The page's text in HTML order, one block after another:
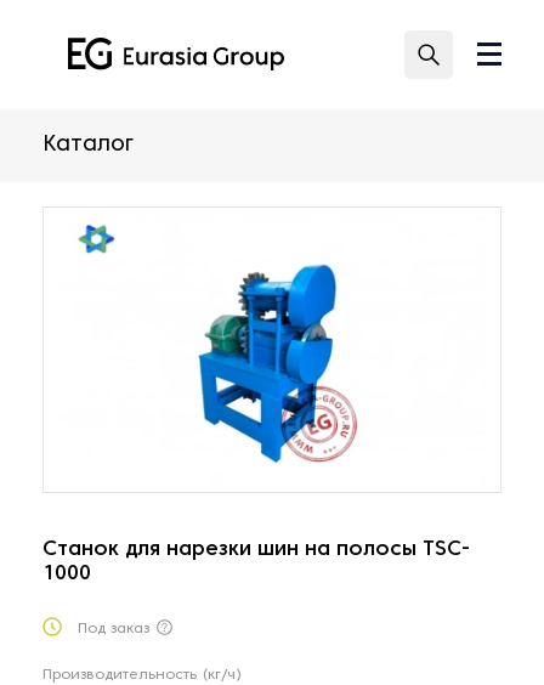
Каталог
Станок для нарезки шин на полосы TSC-
1000
Под заказ
Производительность (кг/ч)